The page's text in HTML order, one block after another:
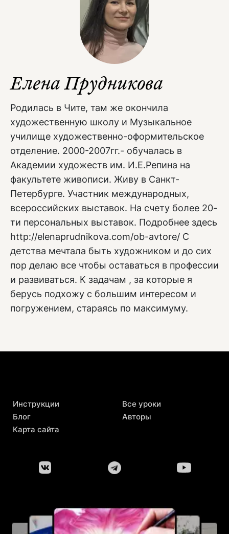
Елена Прудникова
Родилась в Чите, там же окончила
художественную школу и Музыкальное
училище художественно-оформительское
отделение. 2000-2007гг.- обучалась в
Академии художеств им. И.Е.Репина на
факультете живописи. Живу в Санкт-
Петербурге. Участник международных,
всероссийских выставок. На счету более 20-
ти персональных выставок. Подробнее здесь
http://elenaprudnikova.com/ob-avtore/ С
детства мечтала быть художником и до сих
пор делаю все чтобы оставаться в профессии
и развиваться. К задачам , за которые я
берусь подхожу с большим интересом и
погружением, стараясь по максимуму.
Инструкции
Блог
Карта сайта
Все уроки
Авторы